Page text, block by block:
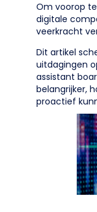
Om voorop
digitale
veerkracht
Dit artikel
uitdagingen
assistant
belangrijker,
proactief